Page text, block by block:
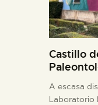
Castillo
A escasa
Laboratorio